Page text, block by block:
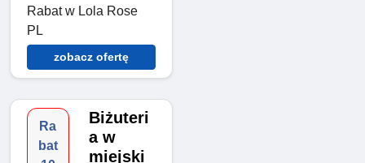
Rabat w Lola Rose
PL
zobacz ofertę
Ra
bat
Biżuteri
a w
miejski